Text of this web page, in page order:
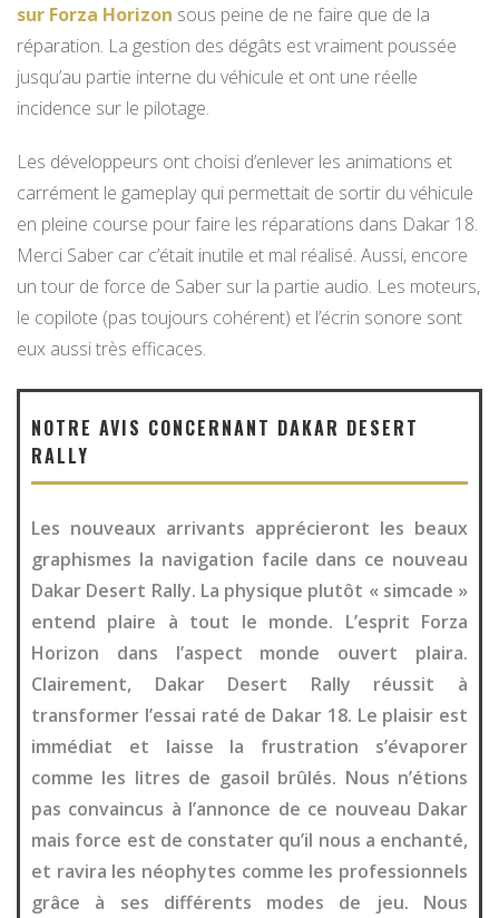
sur Forza Horizon sous peine de ne faire que de la
réparation. La gestion des dégâts est vraiment poussée
jusqu’au partie interne du véhicule et ont une réelle
incidence sur le pilotage.
Les développeurs ont choisi d’enlever les animations et
carrément le gameplay qui permettait de sortir du véhicule
en pleine course pour faire les réparations dans Dakar 18.
Merci Saber car c’était inutile et mal réalisé. Aussi, encore
un tour de force de Saber sur la partie audio. Les moteurs,
le copilote (pas toujours cohérent) et l’écrin sonore sont
eux aussi très efficaces.
NOTRE AVIS CONCERNANT DAKAR DESERT
RALLY
Les nouveaux arrivants apprécieront les beaux
graphismes la navigation facile dans ce nouveau
Dakar Desert Rally. La physique plutôt « simcade »
entend plaire à tout le monde. L’esprit Forza
Horizon dans l’aspect monde ouvert plaira.
Clairement, Dakar Desert Rally réussit à
transformer l’essai raté de Dakar 18. Le plaisir est
immédiat et laisse la frustration s’évaporer
comme les litres de gasoil brûlés. Nous n’étions
pas convaincus à l’annonce de ce nouveau Dakar
mais force est de constater qu’il nous a enchanté,
et ravira les néophytes comme les professionnels
grâce à ses différents modes de jeu. Nous